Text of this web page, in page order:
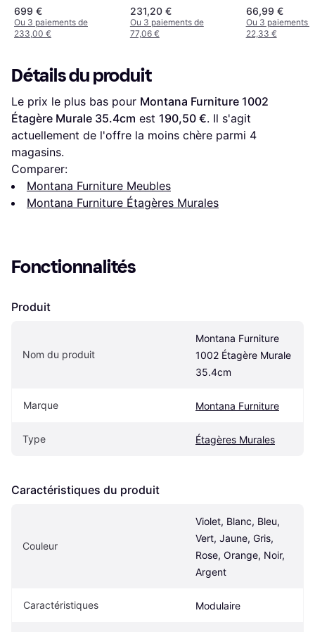
699 €
Ou 3 paiements de
233,00 €
231,20 €
Ou 3 paiements de
77,06 €
cm Étagère
66,99 €
Ou 3 paiements
22,33 €
Détails du produit
Le prix le plus bas pour Montana Furniture 1002
Étagère Murale 35.4cm est 190,50 €. Il s'agit
actuellement de l'offre la moins chère parmi 4
magasins.
Comparer:
Montana Furniture Meubles
Montana Furniture Étagères Murales
Fonctionnalités
Produit
Nom du produit
Montana Furniture
1002 Étagère Murale
35.4cm
Marque Montana Furniture
Type Étagères Murales
Caractéristiques du produit
Couleur
Violet, Blanc, Bleu,
Vert, Jaune, Gris,
Rose, Orange, Noir,
Argent
Caractéristiques Modulaire